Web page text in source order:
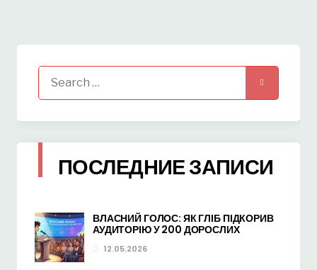
ПОСЛЕДНИЕ ЗАПИСИ
ВЛАСНИЙ ГОЛОС: ЯК ГЛІБ ПІДКОРИВ
АУДИТОРІЮ У 200 ДОРОСЛИХ
12.05.2026